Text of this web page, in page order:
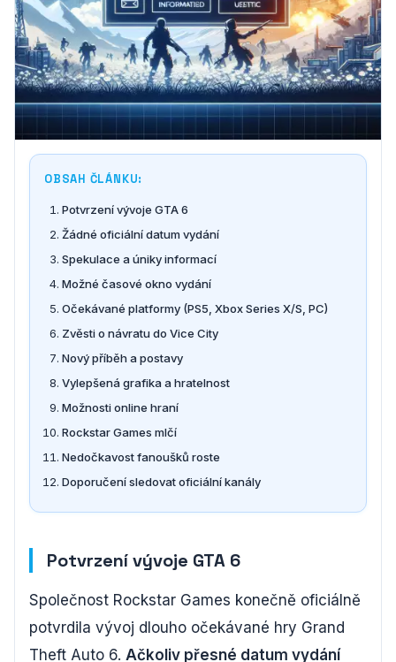
OBSAH ČLÁNKU:
Potvrzení vývoje GTA 6
Žádné oficiální datum vydání
Spekulace a úniky informací
Možné časové okno vydání
Očekávané platformy (PS5, Xbox Series X/S, PC)
Zvěsti o návratu do Vice City
Nový příběh a postavy
Vylepšená grafika a hratelnost
Možnosti online hraní
Rockstar Games mlčí
Nedočkavost fanoušků roste
Doporučení sledovat oficiální kanály
Potvrzení vývoje GTA 6
Společnost Rockstar Games konečně oficiálně
potvrdila vývoj dlouho očekávané hry Grand
Theft Auto 6. Ačkoliv přesné datum vydání